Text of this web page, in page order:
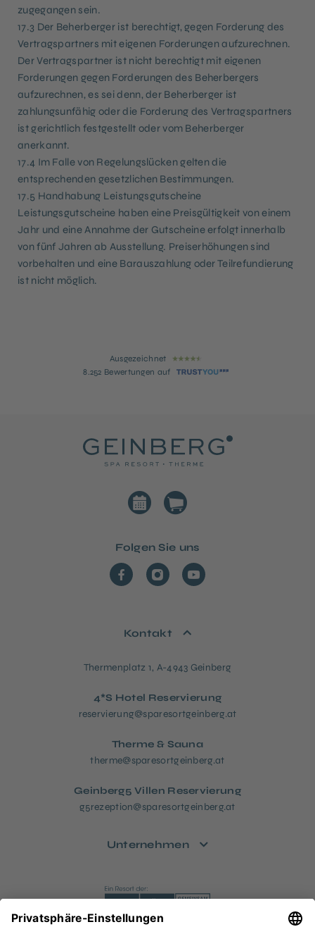
zugegangen sein.
17.3 Der Beherberger ist berechtigt, gegen Forderung des
Vertragspartners mit eigenen Forderungen aufzurechnen.
Der Vertragspartner ist nicht berechtigt mit eigenen
Forderungen gegen Forderungen des Beherbergers
aufzurechnen, es sei denn, der Beherberger ist
zahlungsunfähig oder die Forderung des Vertragspartners
ist gerichtlich festgestellt oder vom Beherberger
anerkannt.
17.4 Im Falle von Regelungslücken gelten die
entsprechenden gesetzlichen Bestimmungen.
17.5 Handhabung Leistungsgutscheine
Leistungsgutscheine haben eine Preisgültigkeit von einem
Jahr und eine Annahme der Gutscheine erfolgt innerhalb
von fünf Jahren ab Ausstellung. Preiserhöhungen sind
vorbehalten und eine Barauszahlung oder Teilrefundierung
ist nicht möglich.
Ausgezeichnet
8.252 Bewertungen auf
Folgen Sie uns
Kontakt
Thermenplatz 1, A-4943 Geinberg
4*S Hotel Reservierung
reservierung@sparesortgeinberg.at
Therme & Sauna
therme@sparesortgeinberg.at
Geinberg5 Villen Reservierung
g5rezeption@sparesortgeinberg.at
Unternehmen